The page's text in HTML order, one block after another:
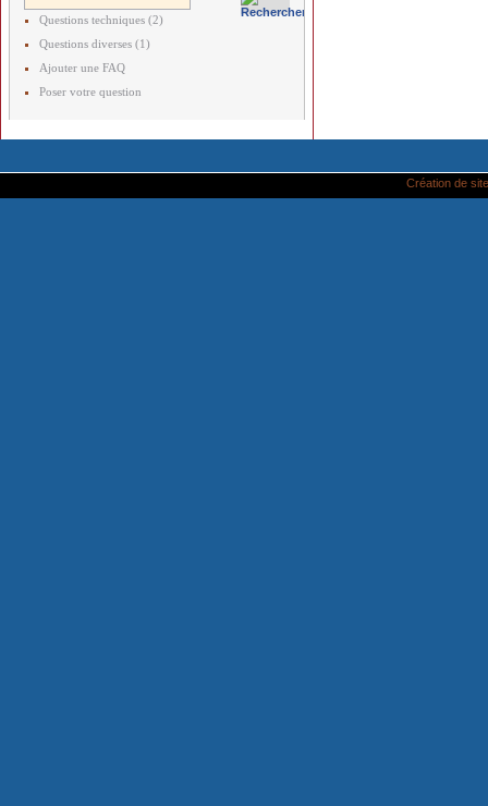
Questions techniques (2)
Questions diverses (1)
Ajouter une FAQ
Poser votre question
Création de